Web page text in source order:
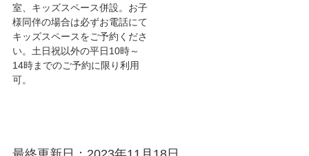
室、キッズスペース併設。お子
様同伴の場合は必ずお電話にて
キッズスペースをご予約くださ
い。土日祝以外の平日10時～
14時までのご予約に限り利用
可。